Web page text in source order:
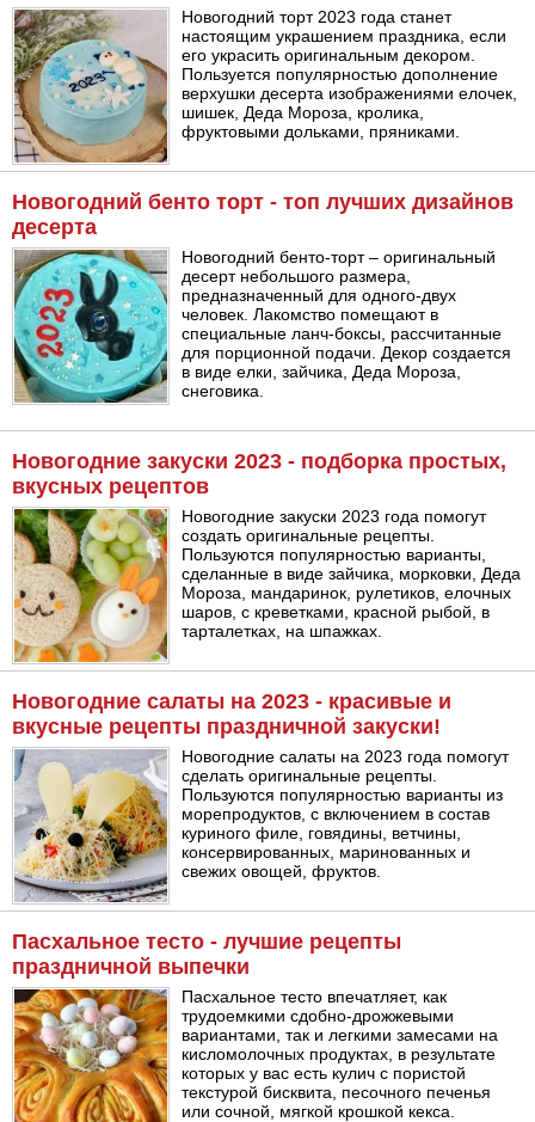
Новогодний торт 2023 года станет
настоящим украшением праздника, если
его украсить оригинальным декором.
Пользуется популярностью дополнение
верхушки десерта изображениями елочек,
шишек, Деда Мороза, кролика,
фруктовыми дольками, пряниками.
Новогодний бенто торт - топ лучших дизайнов
десерта
Новогодний бенто-торт – оригинальный
десерт небольшого размера,
предназначенный для одного-двух
человек. Лакомство помещают в
специальные ланч-боксы, рассчитанные
для порционной подачи. Декор создается
в виде елки, зайчика, Деда Мороза,
снеговика.
Новогодние закуски 2023 - подборка простых,
вкусных рецептов
Новогодние закуски 2023 года помогут
создать оригинальные рецепты.
Пользуются популярностью варианты,
сделанные в виде зайчика, морковки, Деда
Мороза, мандаринок, рулетиков, елочных
шаров, с креветками, красной рыбой, в
тарталетках, на шпажках.
Новогодние салаты на 2023 - красивые и
вкусные рецепты праздничной закуски!
Новогодние салаты на 2023 года помогут
сделать оригинальные рецепты.
Пользуются популярностью варианты из
морепродуктов, с включением в состав
куриного филе, говядины, ветчины,
консервированных, маринованных и
свежих овощей, фруктов.
Пасхальное тесто - лучшие рецепты
праздничной выпечки
Пасхальное тесто впечатляет, как
трудоемкими сдобно-дрожжевыми
вариантами, так и легкими замесами на
кисломолочных продуктах, в результате
которых у вас есть кулич с пористой
текстурой бисквита, песочного печенья
или сочной, мягкой крошкой кекса.